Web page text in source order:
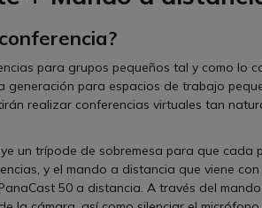
para grupos pequeños tal y como lo
para espacios de trabajo
realizar conferencias virtuales tan
un trípode de sobremesa para que cada
y el mando a distancia que viene
50 a distancia. A través del